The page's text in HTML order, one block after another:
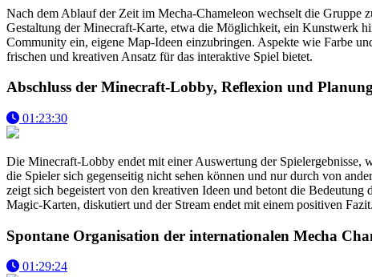
Nach dem Ablauf der Zeit im Mecha-Chameleon wechselt die Gruppe
Gestaltung der Minecraft-Karte, etwa die Möglichkeit, ein Kunstwerk
Community ein, eigene Map-Ideen einzubringen. Aspekte wie Farbe
frischen und kreativen Ansatz für das interaktive Spiel bietet.
Abschluss der Minecraft-Lobby, Reflexion und
01:23:30
Die Minecraft-Lobby endet mit einer Auswertung der Spielergebnisse,
die Spieler sich gegenseitig nicht sehen können und nur durch von
zeigt sich begeistert von den kreativen Ideen und betont die
Magic-Karten, diskutiert und der Stream endet mit einem positiven Fazit.
Spontane Organisation der internationalen Mecha
01:29:24